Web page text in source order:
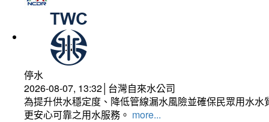
停水
2026-08-07, 13:32│台灣自來水公司
為提升供水穩定度、降低管線漏水風險並確保民眾用水
更安心可靠之用水服務。 more...